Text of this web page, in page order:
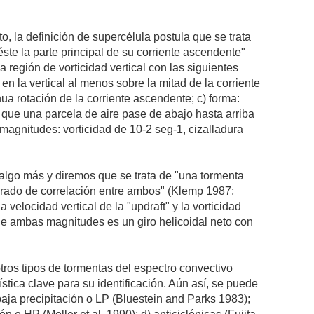
la definición de supercélula postula que se trata
la parte principal de su corriente ascendente"
región de vorticidad vertical con las siguientes
la vertical al menos sobre la mitad de la corriente
rotación de la corriente ascendente; c) forma:
una parcela de aire pase de abajo hasta arriba
vorticidad de 10-2 seg-1, cizalladura
más y diremos que se trata de "una tormenta
de correlación entre ambos" (Klemp 1987;
velocidad vertical de la "updraft" y la vorticidad
ambas magnitudes es un giro helicoidal neto con
tipos de tormentas del espectro convectivo
clave para su identificación. Aún así, se puede
precipitación o LP (Bluestein and Parks 1983);